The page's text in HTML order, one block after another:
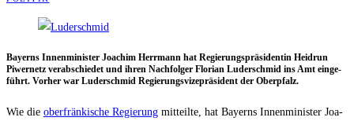
Bay­erns Innen­mi­nis­ter Joa­chim Herr­mann hat Regie­rungs­prä­si­den­tin Heid­run
Piwer­netz ver­ab­schie­det und ihren Nach­fol­ger Flo­ri­an Luder­schmid ins Amt ein­ge­
führt. Vor­her war Luder­schmid Regie­rungs­vi­ze­prä­si­dent der Oberpfalz.
Wie die ober­frän­ki­sche Regie­rung mit­teil­te, hat Bay­erns Innen­mi­nis­ter Joa­